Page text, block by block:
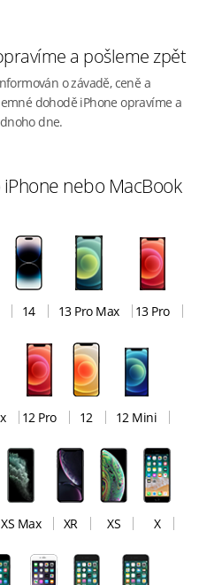
a pošleme zpět
o závadě, ceně a
dohodě iPhone opravíme a
dne.
iPhone nebo MacBook
14 13 Pro Max 13 Pro
12 Pro 12 12 Mini
XS Max XR XS X